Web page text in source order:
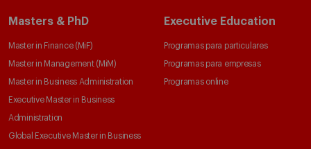
Masters & PhD
Master in Finance (MiF)
Master in Management (MiM)
Master in Business Administration
Executive Master in Business
Administration
Global Executive Master in Business
Executive Education
Programas para particulares
Programas para empresas
Programas online